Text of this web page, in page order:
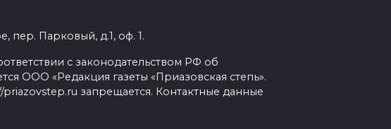
пер. Парковый, д.1, оф. 1.
с законодательством РФ об
ООО «Редакция газеты «Приазовская степь».
запрещается. Контактные данные